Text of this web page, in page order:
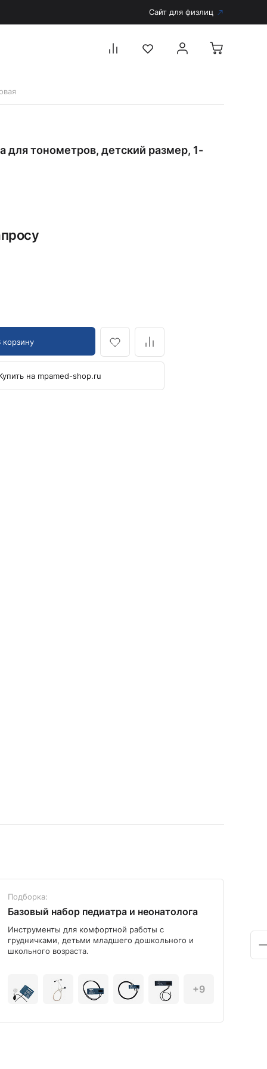
Сайт для физлиц
Аксессуары для дерматоскопов
Аккумуляторы и зарядные устройства
Фиброоптические ларингоскопы
Отоскопы и ЛОР-наборы
ЛОР-наборы
для тонометров, детский размер, 1-
корзину
на mpamed-shop.ru
Подборка:
Базовый набор педиатра и неонатолога
Инструменты для комфортной работы с
грудничками, детьми младшего дошкольного и
школьного возраста.
+9